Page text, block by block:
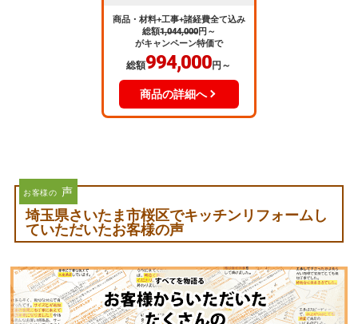
商品・材料+工事+諸経費全て込み
総額1,044,000円～
がキャンペーン特価で
総額994,000円～
商品の詳細へ
お客様の 声
埼玉県さいたま市桜区でキッチンリフォームし
ていただいたお客様の声